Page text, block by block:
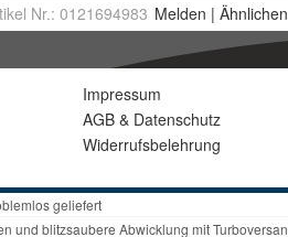
Nr.: 0121694983 Melden | Ähnlichen
Impressum
AGB & Datenschutz
Widerrufsbelehrung